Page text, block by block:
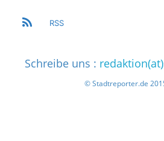
RSS
Schreibe uns :
© Stadtreporter.de